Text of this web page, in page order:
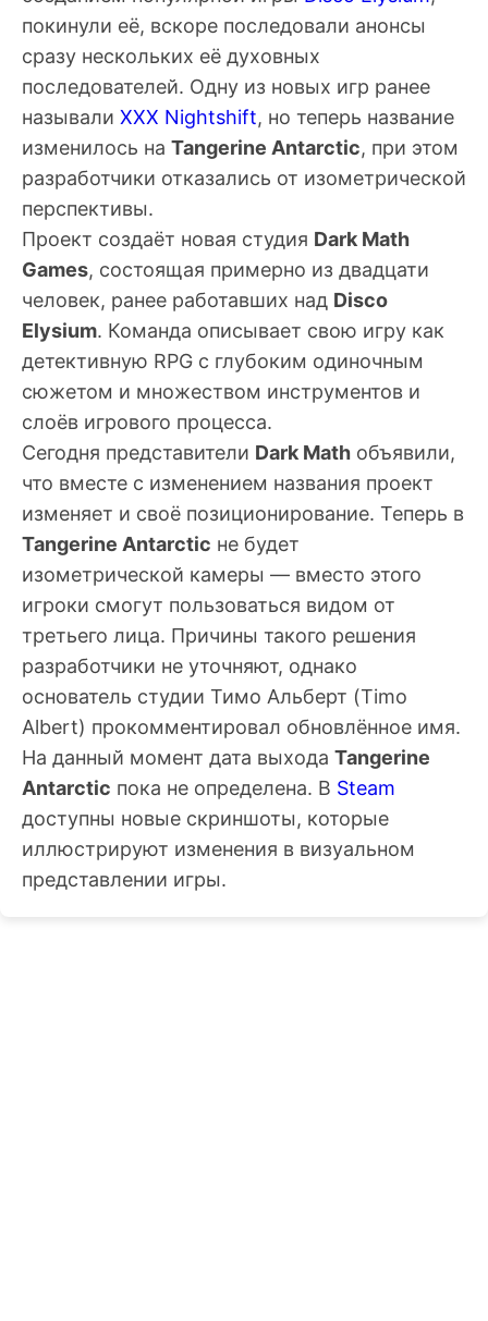
покинули её, вскоре последовали анонсы
сразу нескольких её духовных
последователей. Одну из новых игр ранее
называли XXX Nightshift, но теперь название
изменилось на Tangerine Antarctic, при этом
разработчики отказались от изометрической
перспективы.
Проект создаёт новая студия Dark Math
Games, состоящая примерно из двадцати
человек, ранее работавших над Disco
Elysium. Команда описывает свою игру как
детективную RPG с глубоким одиночным
сюжетом и множеством инструментов и
слоёв игрового процесса.
Сегодня представители Dark Math объявили,
что вместе с изменением названия проект
изменяет и своё позиционирование. Теперь в
Tangerine Antarctic не будет
изометрической камеры — вместо этого
игроки смогут пользоваться видом от
третьего лица. Причины такого решения
разработчики не уточняют, однако
основатель студии Тимо Альберт (Timo
Albert) прокомментировал обновлённое имя.
На данный момент дата выхода Tangerine
Antarctic пока не определена. В Steam
доступны новые скриншоты, которые
иллюстрируют изменения в визуальном
представлении игры.